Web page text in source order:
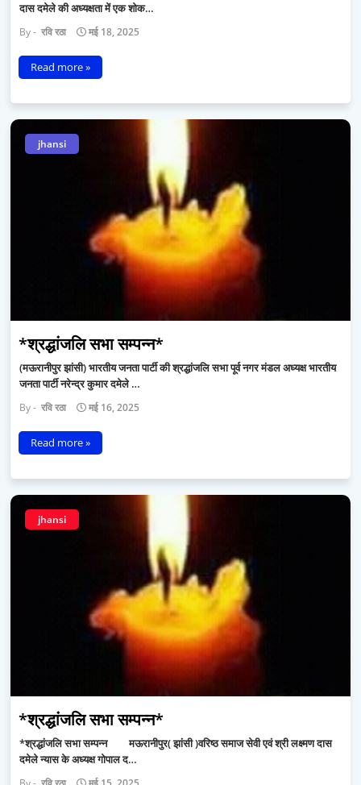
दास दमेले की अध्यक्षता में एक शोक…
रवि रठा मई 18, 2025
Read more »
jhansi
*श्रद्धांजलि सभा सम्पन्न*
(मऊरानीपुर झांसी) भारतीय जनता पार्टी की श्रद्धांजलि सभा पूर्व नगर मंडल अध्यक्ष भारतीय
जनता पार्टी नरेन्द्र कुमार दमेले …
रवि रठा मई 16, 2025
Read more »
jhansi
*श्रद्धांजलि सभा सम्पन्न*
*श्रद्धांजलि सभा सम्पन्न मऊरानीपुर( झांसी )वरिष्ठ समाज सेवी एवं श्री लक्ष्मण दास
दमेले न्यास के अध्यक्ष गोपाल द…